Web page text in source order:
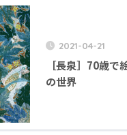
2021-04-21
［長泉］70歳
の世界